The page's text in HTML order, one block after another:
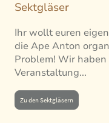
Sektgläser
Ihr wollt euren
die Ape Anton
Problem! Wir
Veranstaltung...
Zu den Sektgläsern